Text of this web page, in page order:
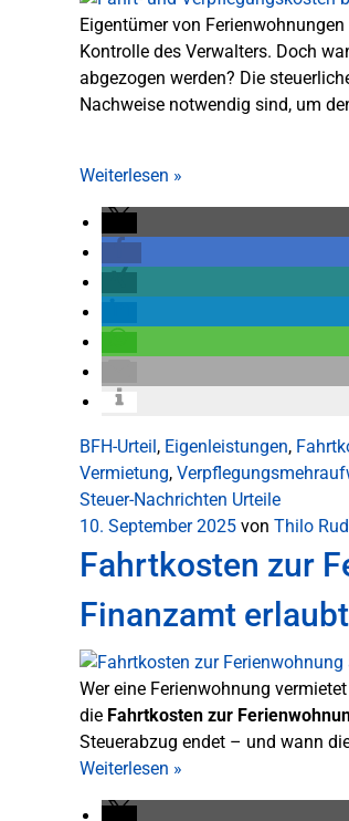
Eigentümer von
Kontrolle des Verwalters. Doch
abgezogen werden? Die
Nachweise notwendig sind, um
Weiterlesen »
BFH-Urteil, Eigenleistungen,
Vermietung,
Steuer-Nachrichten Urteile
10. September 2025 von Thilo
Fahrtkosten zur
Finanzamt
Wer eine Ferienwohnung
die Fahrtkosten zur
Steuerabzug endet – und wann
Weiterlesen »